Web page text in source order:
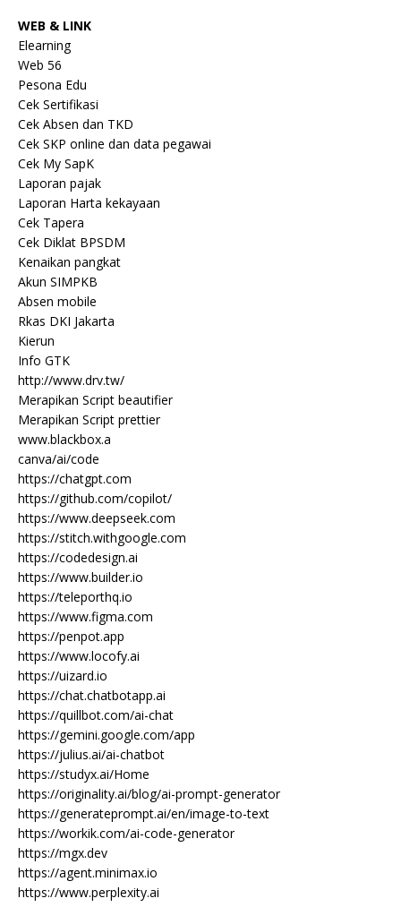
WEB & LINK
Elearning
Web 56
Pesona Edu
Cek Sertifikasi
Cek Absen dan TKD
Cek SKP online dan data pegawai
Cek My SapK
Laporan pajak
Laporan Harta kekayaan
Cek Tapera
Cek Diklat BPSDM
Kenaikan pangkat
Akun SIMPKB
Absen mobile
Rkas DKI Jakarta
Kierun
Info GTK
http://www.drv.tw/
Merapikan Script beautifier
Merapikan Script prettier
www.blackbox.a
canva/ai/code
https://chatgpt.com
https://github.com/copilot/
https://www.deepseek.com
https://stitch.withgoogle.com
https://codedesign.ai
https://www.builder.io
https://teleporthq.io
https://www.figma.com
https://penpot.app
https://www.locofy.ai
https://uizard.io
https://chat.chatbotapp.ai
https://quillbot.com/ai-chat
https://gemini.google.com/app
https://julius.ai/ai-chatbot
https://studyx.ai/Home
https://originality.ai/blog/ai-prompt-generator
https://generateprompt.ai/en/image-to-text
https://workik.com/ai-code-generator
https://mgx.dev
https://agent.minimax.io
https://www.perplexity.ai